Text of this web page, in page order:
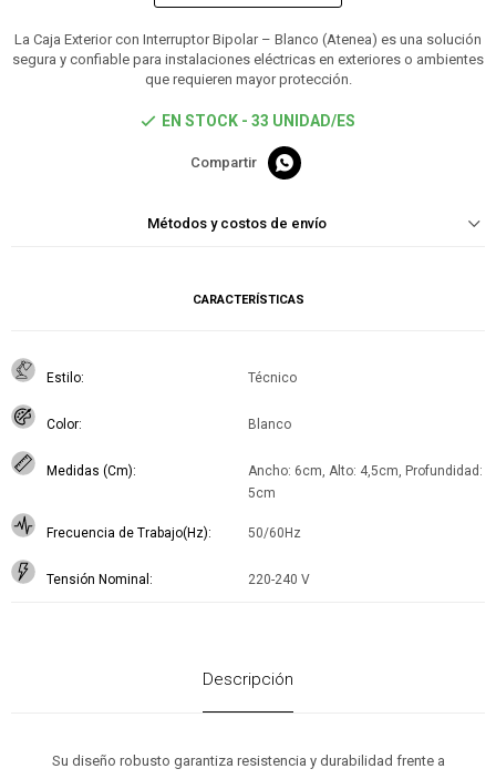
La Caja Exterior con Interruptor Bipolar – Blanco (Atenea) es una solución
segura y confiable para instalaciones eléctricas en exteriores o ambientes
que requieren mayor protección.
EN STOCK - 33 UNIDAD/ES

Métodos y costos de envío
CARACTERÍSTICAS
Estilo Técnico
Color Blanco
Medidas (Cm)
Ancho: 6cm, Alto: 4,5cm, Profundidad:
5cm
Frecuencia de Trabajo(Hz) 50/60Hz
Tensión Nominal 220-240 V
Descripción
Su diseño robusto garantiza resistencia y durabilidad frente a